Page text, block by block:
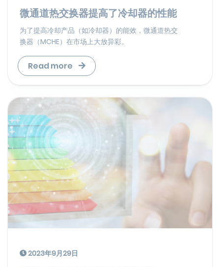
微通道热交换器提高了冷却器的性能
为了提高冷却产品（如冷却器）的能效，微通道热交
换器（MCHE）在市场上大放异彩。
Read more
2023年9月29日